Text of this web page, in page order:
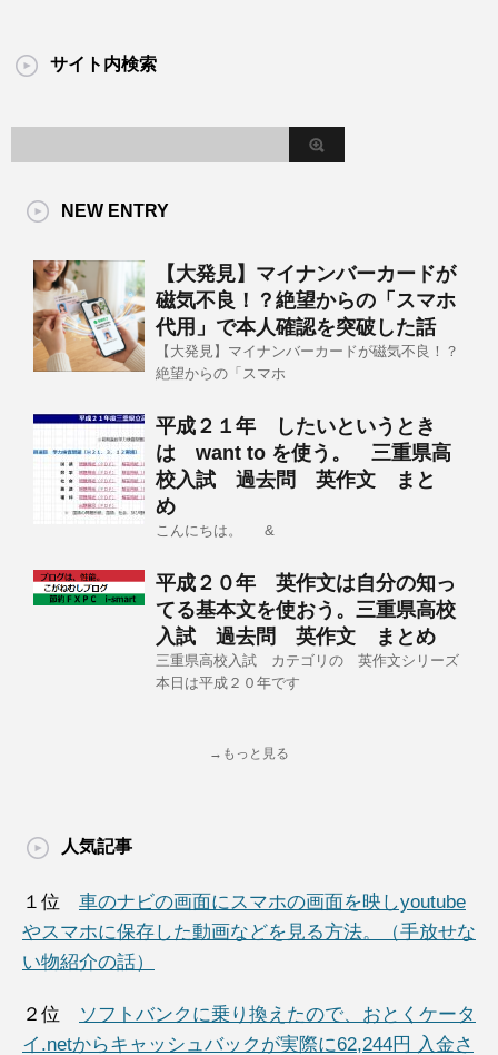
サイト内検索
NEW ENTRY
【大発見】マイナンバーカードが
磁気不良！？絶望からの「スマホ
代用」で本人確認を突破した話
【大発見】マイナンバーカードが磁気不良！？
絶望からの「スマホ
平成２１年 したいというとき
は want to を使う。 三重県高
校入試 過去問 英作文 まと
め
こんにちは。 &
平成２０年 英作文は自分の知っ
てる基本文を使おう。三重県高校
入試 過去問 英作文 まとめ
三重県高校入試 カテゴリの 英作文シリーズ
本日は平成２０年です
→もっと見る
人気記事
１位 車のナビの画面にスマホの画面を映しyoutube
やスマホに保存した動画などを見る方法。（手放せな
い物紹介の話）
２位
ソフトバンクに乗り換えたので、おとくケータ
イ.netからキャッシュバックが実際に62,244円 入金さ